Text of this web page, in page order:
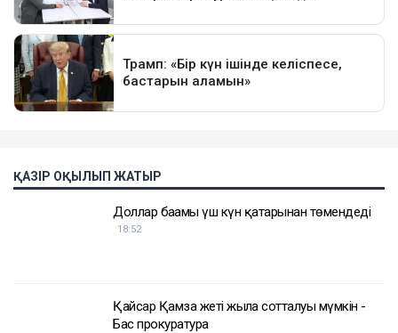
ҚАЗІР ОҚЫЛЫП ЖАТЫР
Доллар бағамы үш күн қатарынан төмендеді
18:52
Қайсар Қамза жеті жылға сотталуы мүмкін -
Бас прокуратура